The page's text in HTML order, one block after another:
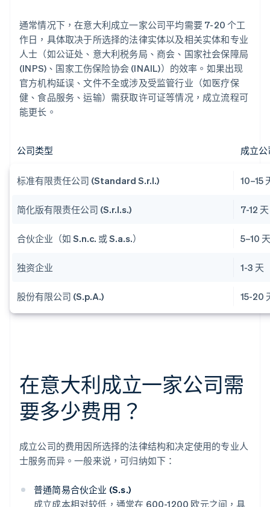
通常情况下，在意大利成立一家公司平均需要 7-20 个工
作日，具体取决于所选择的法律实体以及相关实体和专业
人士（如公证处、意大利税务局、商会、国家社会保障局
(INPS)、国家工伤保险协会 (INAIL)）的效率。如果出现
官方机构延误、文件不全或涉及受监管行业（如医疗保
健、食品服务、运输）需获取许可证等情况，成立流程可
能更长。
公司类型 成立
标准有限责任公司 (Standard S.r.l.) 10–15
简化版有限责任公司 (S.r.l.s.) 7-12 天
合伙企业（如 S.n.c. 或 S.a.s.） 5–10
独资企业 1-3 天
股份有限公司 (S.p.A.) 15-20
在意大利成立一家公司需
要多少费用？
成立公司的费用因所选择的法律结构和决定使用的专业人
士服务而异。一般来说，可归纳如下：
普通简易合伙企业 (S.s.)
成立成本相对较低，通常在 600-1200 欧元之间，具